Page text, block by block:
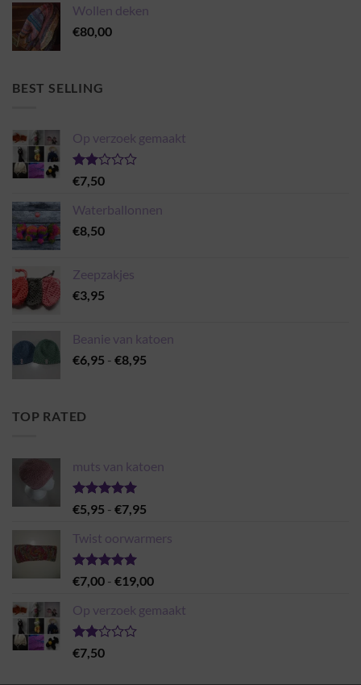
Wollen deken
€80,00
BEST SELLING
Op verzoek gemaakt
Gewaardeerd
2.00
uit 5
€7,50
Waterballonnen
€8,50
Zeepzakjes
€3,95
Beanie van katoen
€6,95 - €8,95
TOP RATED
muts van katoen
Gewaardeerd
5.00
€5,95 - €7,95
tot
Twist oorwarmers
Gewaardeerd
5.00
€7,00 - €19,00Prijsklasse:
tot
Op verzoek gemaakt
Gewaardeerd
2.00
€7,50